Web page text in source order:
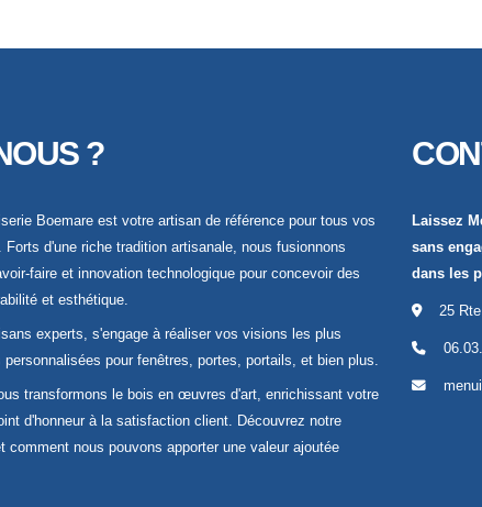
?
Boemare est votre artisan de référence pour tous vos
d'une riche tradition artisanale, nous fusionnons
faire et innovation technologique pour concevoir des
et esthétique.
experts, s'engage à réaliser vos visions les plus
pour fenêtres, portes, portails, et bien plus.
transformons le bois en œuvres d'art, enrichissant votre
d'honneur à la satisfaction client. Découvrez notre
comment nous pouvons apporter une valeur ajoutée
Laissez
sans
dans les
25 Rte